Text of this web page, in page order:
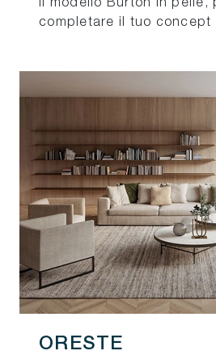
il modello Burton in pelle,
completare il tuo concept
ORESTE